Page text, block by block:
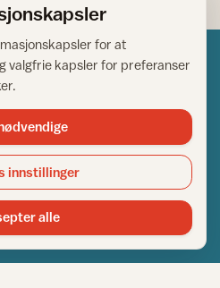
for hjem og bygg
All Rights Reserved.
Helge Bod Vangen
råd for hjem og bygg
for at
valgfrie kapsler for preferanser
innstillinger
alle